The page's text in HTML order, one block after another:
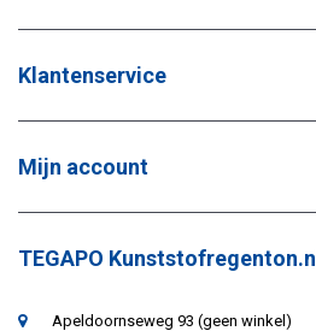
Klantenservice
Mijn account
TEGAPO Kunststofregenton.nl
Apeldoornseweg 93 (geen winkel)